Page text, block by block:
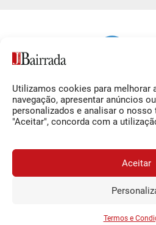
Utilizamos cookies para melhorar
navegação, apresentar anúncios
personalizados e analisar o
"Aceitar", concorda com a
Aceitar
Termos e
0,34€/semana
Siga-nos
Facebook
O
© 2026 Jornal